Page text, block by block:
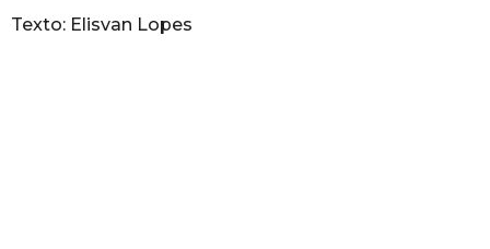
Texto: Elisvan Lopes